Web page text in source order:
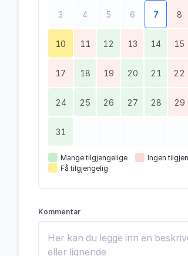
3 4 5 6 7 8
10 11 12 13 14 15
17 18 19 20 21 22
24 25 26 27 28 29
31
Mange tilgjengelige
Ingen
Få tilgjengelig
Kommentar